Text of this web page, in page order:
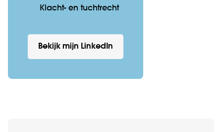
Klacht- en tuchtrecht
Bekijk mijn LinkedIn